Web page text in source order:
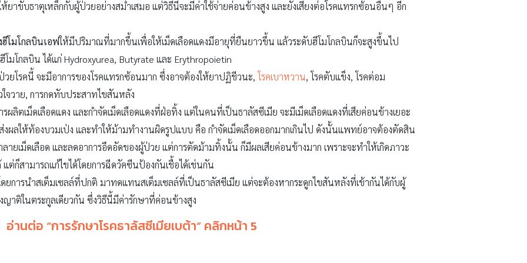
ยาขับธาตุเหล็กกับผู้ป่วยอย่างสม่ำเสมอ แต่วิธีนี้จะมีค่าใช้จ่ายค่อนข้างสูง และยังเสี่ยงต่อโรคแทรกซ้อนอื่นๆ อีก
ฮีโมโกลบินเอฟให้มีปริมาณที่มากขึ้นเพื่อให้เม็ดเลือดแดงมีอายุที่ยืนยาวขึ้น แล้วระดับฮีโมโกลบินก็จะสูงขึ้นไป
โมโกลบิน ได้แก่ Hydroxyurea, Butyrate และ Erythropoietin
วยโรคนี้ จะมีอาการของโรคแทรกซ้อนมาก ซึ่งอาจต้องให้ยาปฏิชีวนะ, โรคเบาหวาน, โรคตับแข็ง, โรคต่อม
จวาย, การกดทับประสาทไขสันหลัง
ลิตเม็ดเลือดแดง และกำจัดเม็ดเลือดแดงที่ฝ่อทิ้ง แต่ในคนที่เป็นธาลัสซีเมีย จะมีเม็ดเลือดแดงที่เสียค่อนข้างเยอะ
ผลให้ท้องบวมเป่ง และทำให้ม้ามทำงานผิดรูปแบบ คือ กำจัดเม็ดเลือดออกมากเกินไป ดังนั้นแพทย์อาจต้องตัดสิน
ายเม็ดเลือด และลดอาการอึดอัดของผู้ป่วย แต่การตัดม้ามทิ้งนั้น ก็มีผลเสียค่อนข้างมาก เพราะจะทำให้เกิดภาวะ
แต่ก็สามารถแก้ไขได้โดยการฉีดวัคซีนป้องกันเชื้อได้เช่นกัน
ดยการนำสเต็มเซลล์ที่ปกติ มาทดแทนสเต็มเซลล์ที่เป็นธาลัสซีเมีย แต่จะต้องหากระดูกไขสันหลังที่เข้ากันได้กับผู้
าติในตระกูลเดียวกัน ซึ่งวิธีนี้มีค่ารักษาที่ค่อนข้างสูง
อ่านต่อ “การรักษาโรคธาลัสซีเมียเบต้า”คลิกหน้า 5